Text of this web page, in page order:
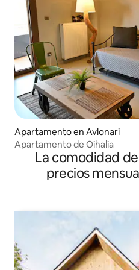
Apartamento en Avlonari
Apartamento de Oihalia
La comodidad
precios